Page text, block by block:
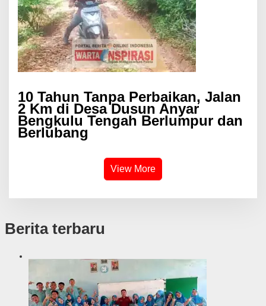
10 Tahun Tanpa Perbaikan, Jalan
2 Km di Desa Dusun Anyar
Bengkulu Tengah Berlumpur dan
Berlubang
View More
Berita terbaru